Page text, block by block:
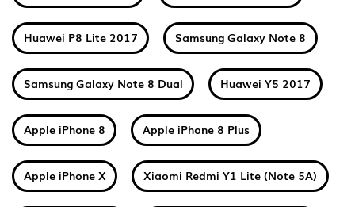
Huawei P8 Lite 2017 Samsung Galaxy Note 8
Samsung Galaxy Note 8 Dual Huawei Y5 2017
Apple iPhone 8 Apple iPhone 8 Plus
Apple iPhone X Xiaomi Redmi Y1 Lite (Note 5A)